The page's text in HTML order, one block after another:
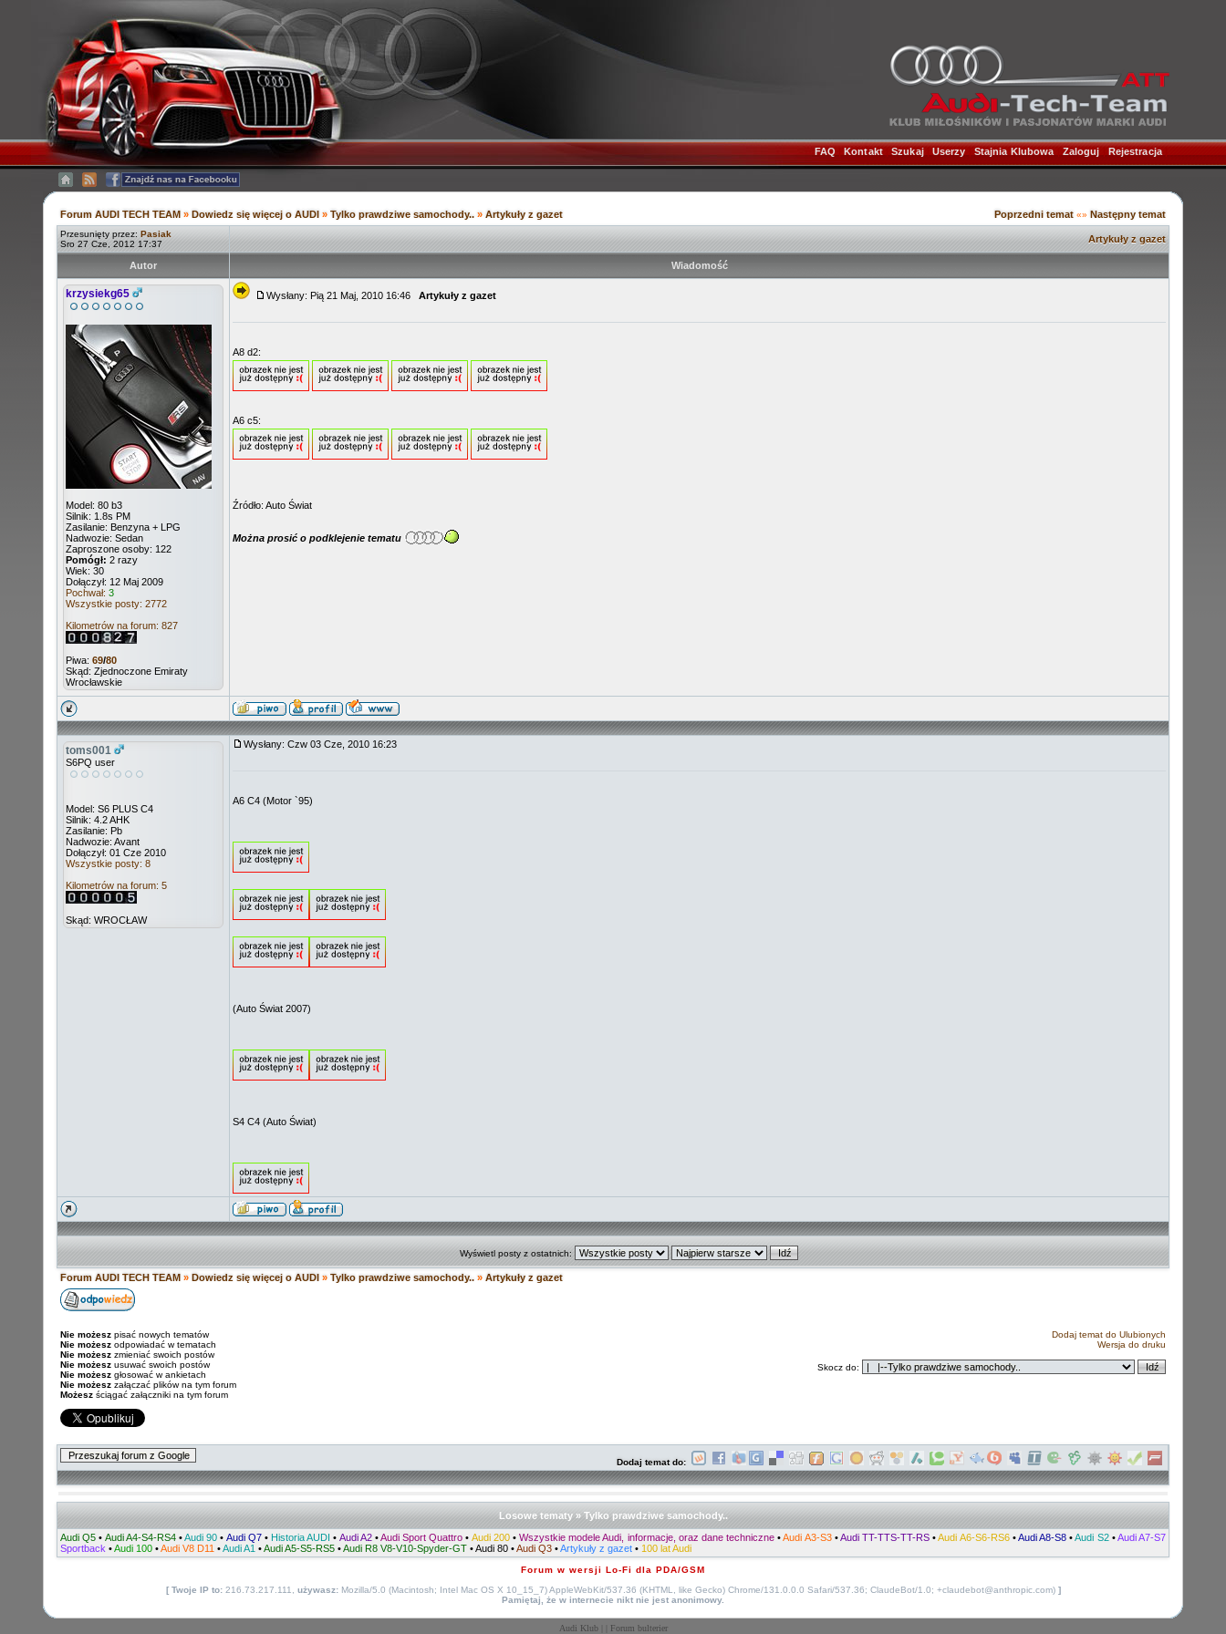
FAQ |Kontakt| Szukaj| Userzy Stajnia Klubowa Zaloguj Rejestracja
Forum AUDI TECH TEAM » Dowiedz się więcej o AUDI » Tylko prawdziwe samochody.. » Artykuły z gazet Poprzedni temat «» Następny temat
Przesunięty przez: Pasiak
Sro 27 Cze, 2012 17:37
Artykuły z gazet
Autor Wiadomość
krzysiekg65
Model: 80 b3
Silnik: 1.8s PM
Zasilanie: Benzyna + LPG
Nadwozie: Sedan
Zaproszone osoby: 122
Pomógł: 2 razy
Wiek: 30
Dołączył: 12 Maj 2009
Pochwał: 3
Wszystkie posty: 2772
Kilometrów na forum: 827
Piwa: 69/80
Skąd: Zjednoczone Emiraty
Wrocławskie
Wysłany: Pią 21 Maj, 2010 16:46 Artykuły z gazet
A8 d2:
A6 c5:
Źródło: Auto Świat
Można prosić o podklejenie tematu
toms001
S6PQ user
Model: S6 PLUS C4
Silnik: 4.2 AHK
Zasilanie: Pb
Nadwozie: Avant
Dołączył: 01 Cze 2010
Wszystkie posty: 8
Kilometrów na forum: 5
Skąd: WROCŁAW
Wysłany: Czw 03 Cze, 2010 16:23
A6 C4 (Motor `95)
(Auto Świat 2007)
S4 C4 (Auto Świat)
Wyświetl posty z ostatnich:
Forum AUDI TECH TEAM » Dowiedz się więcej o AUDI » Tylko prawdziwe samochody.. » Artykuły z gazet
Nie możesz pisać nowych tematów
Nie możesz odpowiadać w tematach
Nie możesz zmieniać swoich postów
Nie możesz usuwać swoich postów
Nie możesz głosować w ankietach
Nie możesz załączać plików na tym forum
Możesz ściągać załączniki na tym forum
Dodaj temat do Ulubionych
Wersja do druku
Skocz do:
Dodaj temat do:
Losowe tematy » Tylko prawdziwe samochody..
Audi Q5 • Audi A4-S4-RS4•Audi 90 • Audi Q7• Historia AUDI • Audi A2•Audi Sport Quattro • Audi 200•Wszystkie modele Audi, informacje, oraz dane techniczne •Audi A3-S3•Audi TT-TTS-TT-RS •Audi A6-S6-RS6•Audi A8-S8 •Audi S2•Audi A7-S7
Sportback •Audi 100 •Audi V8 D11 •Audi A1 •Audi A5-S5-RS5 •Audi R8 V8-V10-Spyder-GT •Audi 80 •Audi Q3 •Artykuły z gazet • 100 lat Audi
Forum w wersji Lo-Fi dla PDA/GSM
[ Twoje IP to:216.73.217.111, używasz:Mozilla/5.0 (Macintosh; Intel Mac OS X 10_15_7) AppleWebKit/537.36 (KHTML, like Gecko) Chrome/131.0.0.0 Safari/537.36; ClaudeBot/1.0; +claudebot@anthropic.com) ]
Pamiętaj, że w internecie nikt nie jest anonimowy.
Audi Klub| | Forum bulterier